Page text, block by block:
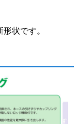
状です。